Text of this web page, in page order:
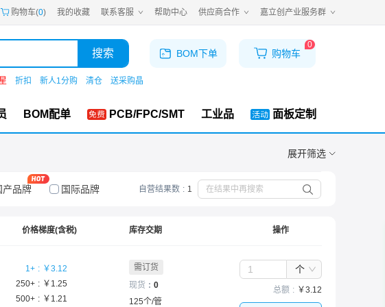
购物车(0) 我的收藏 联系客服 帮助中心 供应商合作 嘉立创产业服务群
搜索
折扣 新人1分购 清仓 送采购晶
BOM下单 购物车
0
BOM配单 PCB/FPC/SMT 工业品 面板定制
展开筛选
产品牌 国际品牌 自营结果数 1
价格梯度(含税) 库存交期 操作
1+ ￥3.12
250+ ￥ 1.25
500+ ￥ 1.21
需订货
现货
0
125个/管
个
总额 ￥3.12